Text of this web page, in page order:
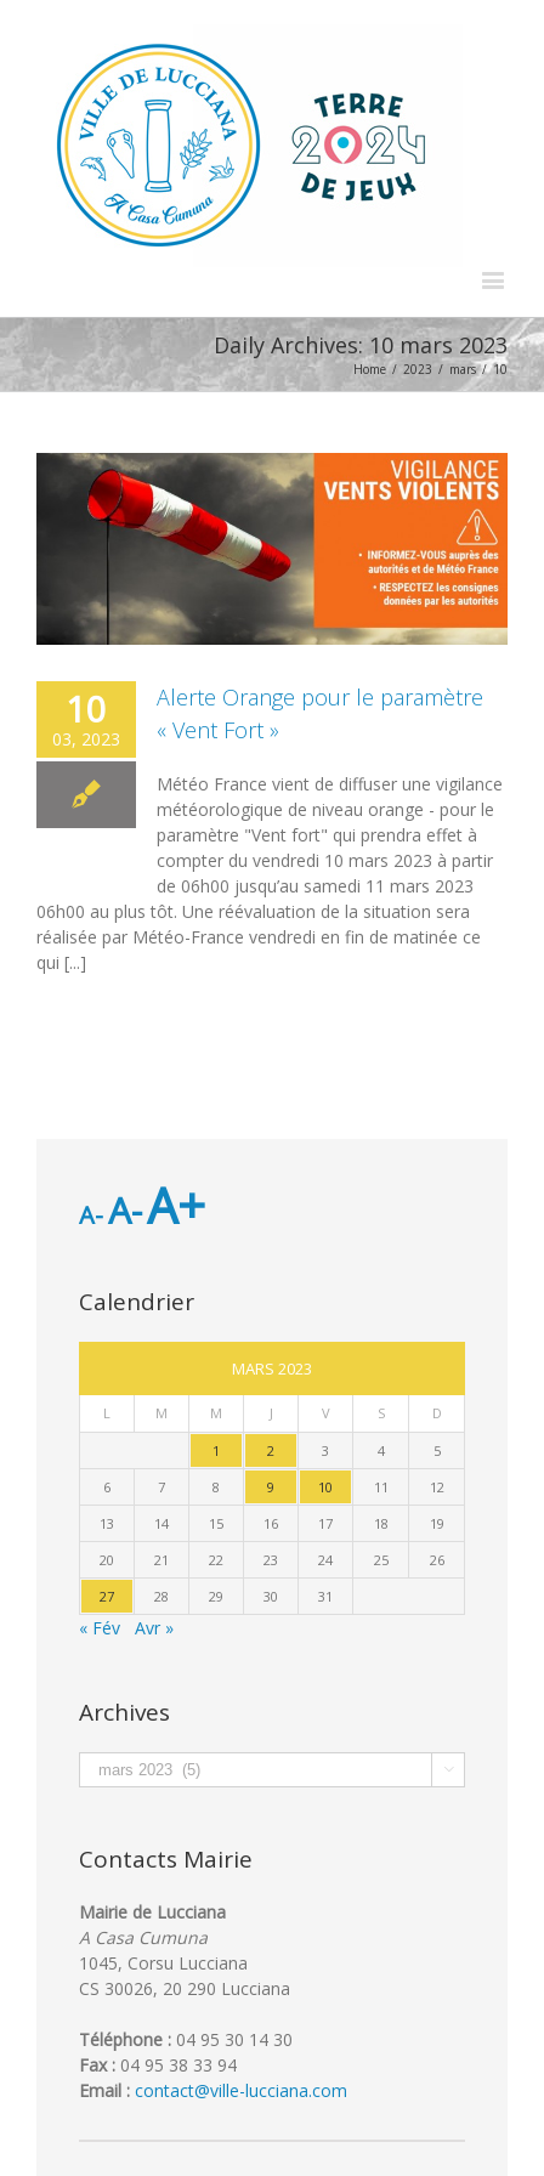
Daily Archives: 10 mars 2023
Home / 2023 / mars / 10
10
03, 2023
Alerte Orange pour le paramètre
« Vent Fort »
Météo France vient de diffuser une vigilance
météorologique de niveau orange - pour le
paramètre "Vent fort" qui prendra effet à
compter du vendredi 10 mars 2023 à partir
de 06h00 jusqu’au samedi 11 mars 2023
06h00 au plus tôt. Une réévaluation de la situation sera
réalisée par Météo-France vendredi en fin de matinée ce
qui [...]
A-A-A+
Calendrier
MARS 2023
L M M J V S D
1 2 3 4
5
6
7 8 9 10 11
12
13
14 15 16 17 18
19
20
21 22 23 24 25
26
27
28 29 30 31
« Fév Avr »
Archives
Archives 
Contacts Mairie
Mairie de Lucciana
A Casa Cumuna
1045, Corsu Lucciana
CS 30026, 20 290 Lucciana
Téléphone : 04 95 30 14 30
Fax : 04 95 38 33 94
Email : contact@ville-lucciana.com